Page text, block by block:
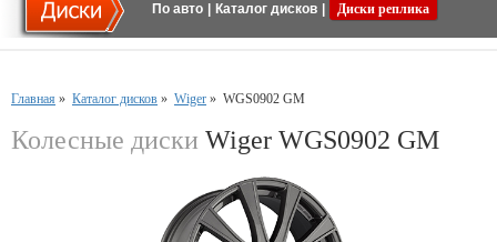
По авто Каталог дисков Диски реплика
Главная » Каталог дисков » Wiger » WGS0902 GM
Колесные диски Wiger WGS0902 GM